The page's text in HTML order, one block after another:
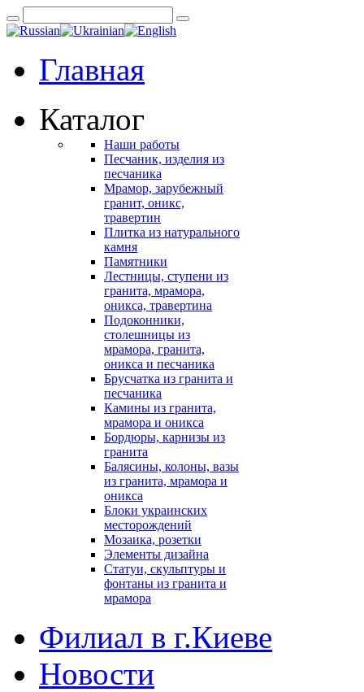
Главная
Каталог
Наши работы
Песчаник, изделия из
песчаника
Мрамор, зарубежный
гранит, оникс,
травертин
Плитка из натурального
камня
Памятники
Лестницы, ступени из
гранита, мрамора,
оникса, травертина
Подоконники,
столешницы из
мрамора, гранита,
оникса и песчаника
Брусчатка из гранита и
песчаника
Камины из гранита,
мрамора и оникса
Бордюры, карнизы из
гранита
Балясины, колоны, вазы
из гранита, мрамора и
оникса
Блоки украинских
месторождений
Мозаика, розетки
Элементы дизайна
Статуи, скульптуры и
фонтаны из гранита и
мрамора
Филиал в г.Киеве
Новости